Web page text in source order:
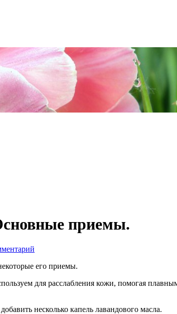
приемы.
его приемы.
для расслабления кожи, помогая
несколько капель лавандового масла.